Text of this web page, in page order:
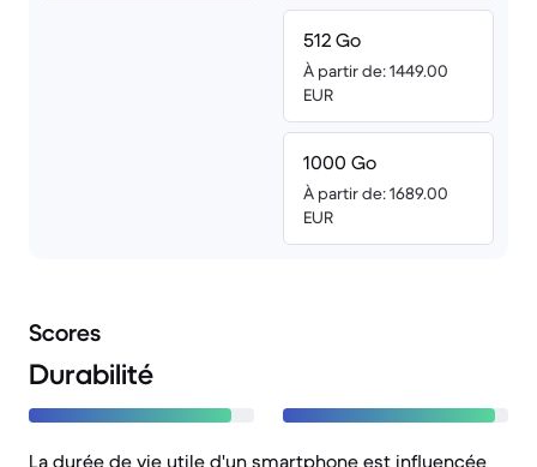
512 Go
À partir de: 1449.00
EUR
1000 Go
À partir de: 1689.00
EUR
Scores
Durabilité
La durée de vie utile d'un smartphone est influencée